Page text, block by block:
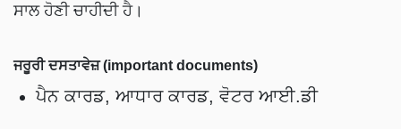
ਸਾਲ ਹੋਣੀ ਚਾਹੀਦੀ ਹੈ।
ਜਰੂਰੀ ਦਸਤਾਵੇਜ਼ (important documents)
ਪੈਨ ਕਾਰਡ, ਆਧਾਰ ਕਾਰਡ, ਵੋਟਰ ਆਈ.ਡੀ